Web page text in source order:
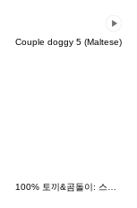
Couple doggy 5 (Maltese)
100% 토끼&곰돌이: 스티커의 날